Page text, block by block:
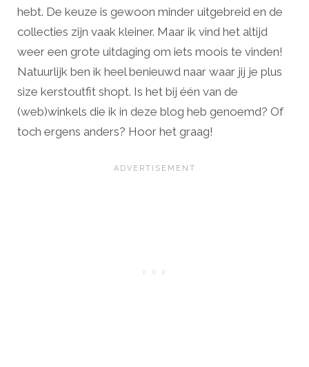
hebt. De keuze is gewoon minder uitgebreid en de
collecties zijn vaak kleiner. Maar ik vind het altijd
weer een grote uitdaging om iets moois te vinden!
Natuurlijk ben ik heel benieuwd naar waar jij je plus
size kerstoutfit shopt. Is het bij één van de
(web)winkels die ik in deze blog heb genoemd? Of
toch ergens anders? Hoor het graag!